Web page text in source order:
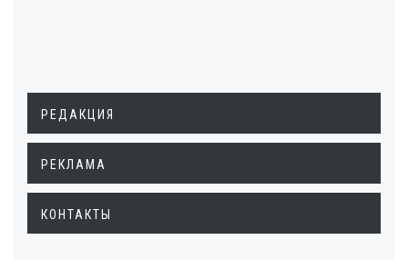
РЕДАКЦИЯ
РЕКЛАМА
КОНТАКТЫ